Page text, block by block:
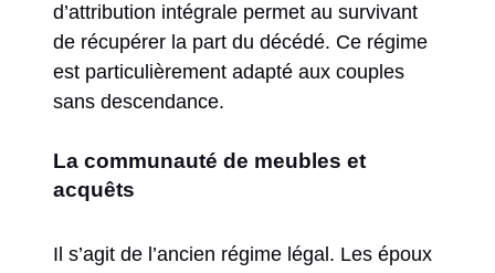
d’attribution intégrale permet au survivant
de récupérer la part du décédé. Ce régime
est particulièrement adapté aux couples
sans descendance.
La communauté de meubles et
acquêts
Il s’agit de l’ancien régime légal. Les époux